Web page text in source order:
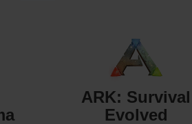
ARK: Survival
Evolved